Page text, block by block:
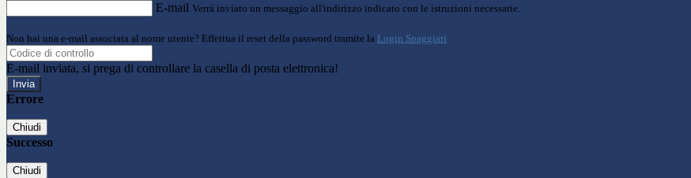
E-mail Verrà inviato un messaggio all'indirizzo indicato con le istruzioni necessarie.
Non hai una e-mail associata al nome utente? Effettua il reset della password tramite la Login Spaggiari
E-mail inviata, si prega di controllare la casella di posta elettronica!
Errore
Chiudi
Successo
Chiudi